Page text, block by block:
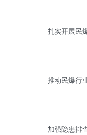
扎实开展民
推动民爆行
加强隐患排